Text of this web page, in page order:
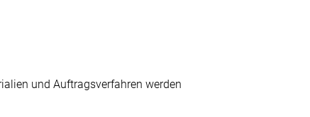
und Auftragsverfahren werden